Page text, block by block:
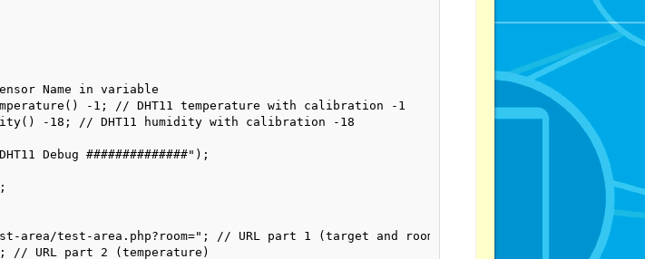
Name in variable
-1; // DHT11 temperature with calibration -1
-18; // DHT11 humidity with calibration -18
Debug ##############");
area/test-area.php?room="; // URL part 1 (target and room)
// URL part 2 (temperature)